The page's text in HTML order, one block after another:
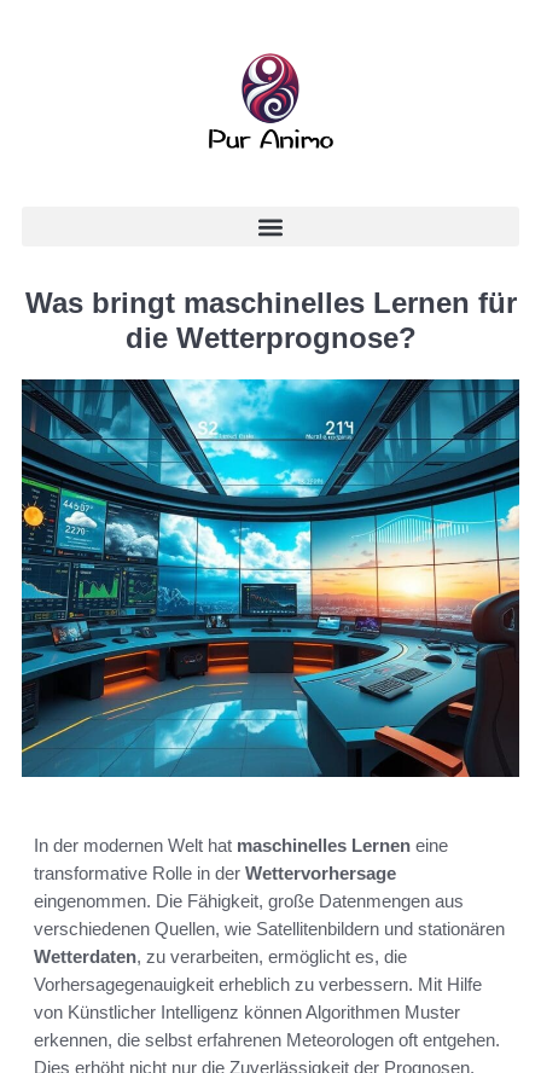
Was bringt maschinelles Lernen für
die Wetterprognose?
In der modernen Welt hat maschinelles Lernen eine
transformative Rolle in der Wettervorhersage
eingenommen. Die Fähigkeit, große Datenmengen aus
verschiedenen Quellen, wie Satellitenbildern und stationären
Wetterdaten, zu verarbeiten, ermöglicht es, die
Vorhersagegenauigkeit erheblich zu verbessern. Mit Hilfe
von Künstlicher Intelligenz können Algorithmen Muster
erkennen, die selbst erfahrenen Meteorologen oft entgehen.
Dies erhöht nicht nur die Zuverlässigkeit der Prognosen,